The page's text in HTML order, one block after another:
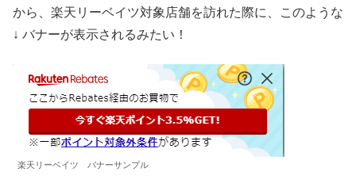
から、楽天リーベイツ対象店舗を訪れた際に、このような
↓ バナーが表示されるみたい！
楽天リーベイツ バナーサンプル